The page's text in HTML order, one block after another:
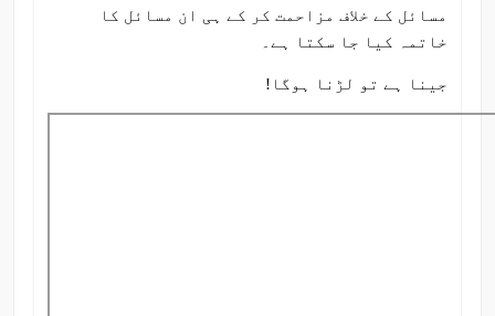
مسائل کے خلاف مزاحمت کر کے ہی ان مسائل کا
خاتمہ کیا جا سکتا ہے۔
جینا ہے تو لڑنا ہوگا!